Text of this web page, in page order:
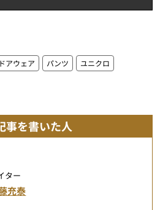
アウェア パンツ
ユニクロ
事を書いた人
ター
充泰